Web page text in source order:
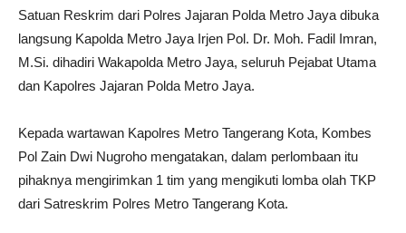
Satuan Reskrim dari Polres Jajaran Polda Metro Jaya dibuka
langsung Kapolda Metro Jaya Irjen Pol. Dr. Moh. Fadil Imran,
M.Si. dihadiri Wakapolda Metro Jaya, seluruh Pejabat Utama
dan Kapolres Jajaran Polda Metro Jaya.
Kepada wartawan Kapolres Metro Tangerang Kota, Kombes
Pol Zain Dwi Nugroho mengatakan, dalam perlombaan itu
pihaknya mengirimkan 1 tim yang mengikuti lomba olah TKP
dari Satreskrim Polres Metro Tangerang Kota.